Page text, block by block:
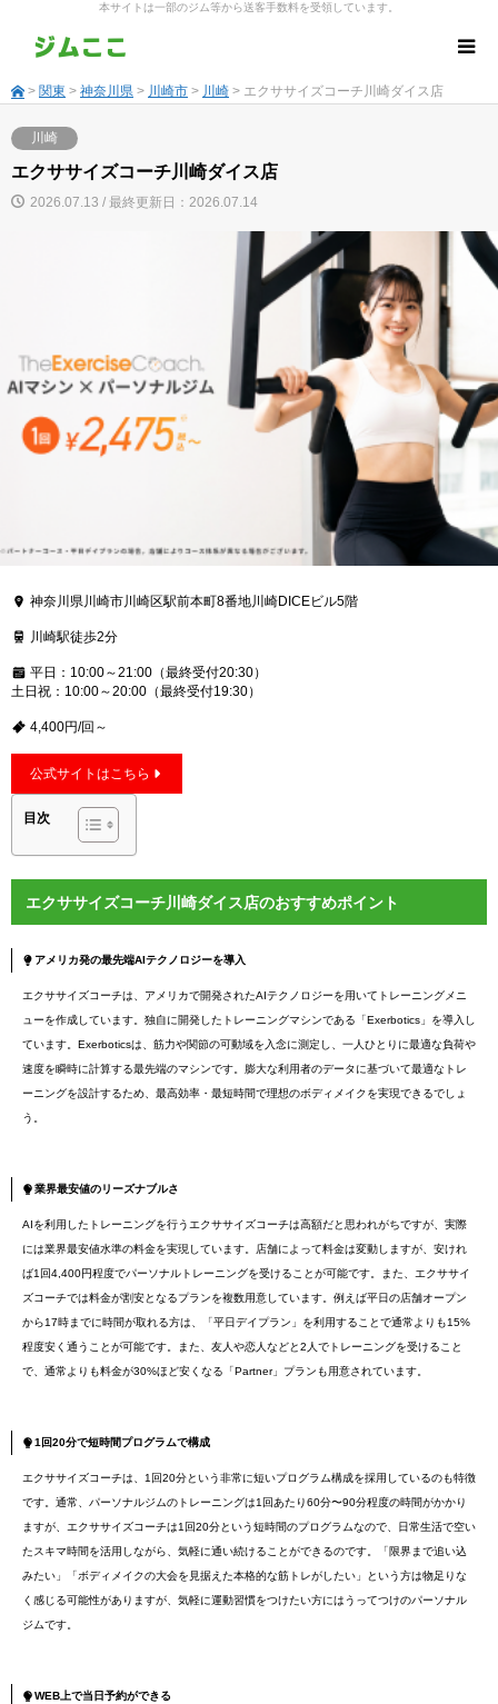
本サイトは一部のジム等から送客手数料を受領しています。
> 関東 > 神奈川県 > 川崎市 > 川崎 > エクササイズコーチ川崎ダイス店
川崎
エクササイズコーチ川崎ダイス店
2026.07.13 / 最終更新日：2026.07.14
神奈川県川崎市川崎区駅前本町8番地川崎DICEビル5階
川崎駅徒歩2分
平日：10:00～21:00（最終受付20:30）
土日祝：10:00～20:00（最終受付19:30）
4,400円/回～
公式サイトはこちら
目次
エクササイズコーチ川崎ダイス店のおすすめポイント
アメリカ発の最先端AIテクノロジーを導入
エクササイズコーチは、アメリカで開発されたAIテクノロジーを用いてトレーニングメニ
ューを作成しています。独自に開発したトレーニングマシンである「Exerbotics」を導入し
ています。Exerboticsは、筋力や関節の可動域を入念に測定し、一人ひとりに最適な負荷や
速度を瞬時に計算する最先端のマシンです。膨大な利用者のデータに基づいて最適なトレ
ーニングを設計するため、最高効率・最短時間で理想のボディメイクを実現できるでしょ
う。
業界最安値のリーズナブルさ
AIを利用したトレーニングを行うエクササイズコーチは高額だと思われがちですが、実際
には業界最安値水準の料金を実現しています。店舗によって料金は変動しますが、安けれ
ば1回4,400円程度でパーソナルトレーニングを受けることが可能です。また、エクササイ
ズコーチでは料金が割安となるプランを複数用意しています。例えば平日の店舗オープン
から17時までに時間が取れる方は、「平日デイプラン」を利用することで通常よりも15%
程度安く通うことが可能です。また、友人や恋人などと2人でトレーニングを受けること
で、通常よりも料金が30%ほど安くなる「Partner」プランも用意されています。
1回20分で短時間プログラムで構成
エクササイズコーチは、1回20分という非常に短いプログラム構成を採用しているのも特徴
です。通常、パーソナルジムのトレーニングは1回あたり60分〜90分程度の時間がかかり
ますが、エクササイズコーチは1回20分という短時間のプログラムなので、日常生活で空い
たスキマ時間を活用しながら、気軽に通い続けることができるのです。「限界まで追い込
みたい」「ボディメイクの大会を見据えた本格的な筋トレがしたい」という方は物足りな
く感じる可能性がありますが、気軽に運動習慣をつけたい方にはうってつけのパーソナル
ジムです。
WEB上で当日予約ができる